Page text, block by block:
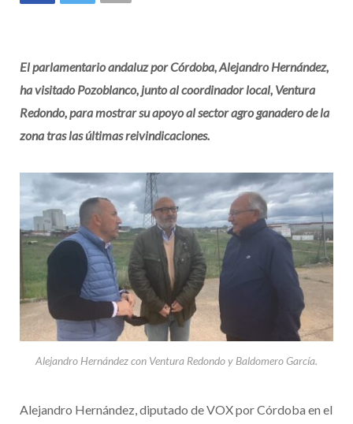
El parlamentario andaluz por Córdoba, Alejandro Hernández,
ha visitado Pozoblanco, junto al coordinador local, Ventura
Redondo, para mostrar su apoyo al sector agro ganadero de la
zona tras las últimas reivindicaciones.
Alejandro Hernández con Ventura Redondo y Baldomero García.
Alejandro Hernández, diputado de VOX por Córdoba en el